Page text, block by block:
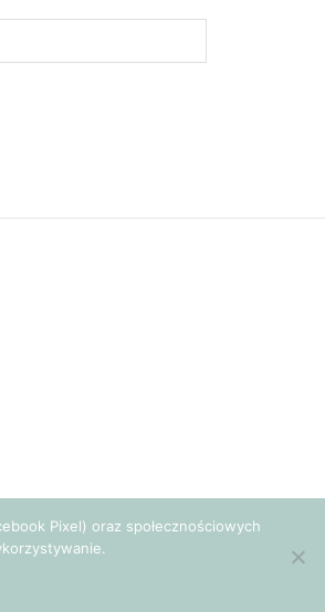
Pixel) oraz społecznościowych